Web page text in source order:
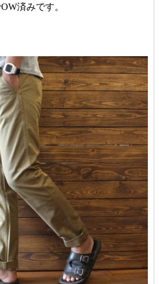
済みです。